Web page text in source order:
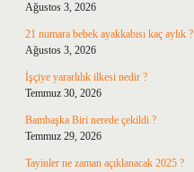
Ağustos 3, 2026
21 numara bebek ayakkabısı kaç aylık ?
Ağustos 3, 2026
İşçiye yararlılık ilkesi nedir ?
Temmuz 30, 2026
Bambaşka Biri nerede çekildi ?
Temmuz 29, 2026
Tayinler ne zaman açıklanacak 2025 ?